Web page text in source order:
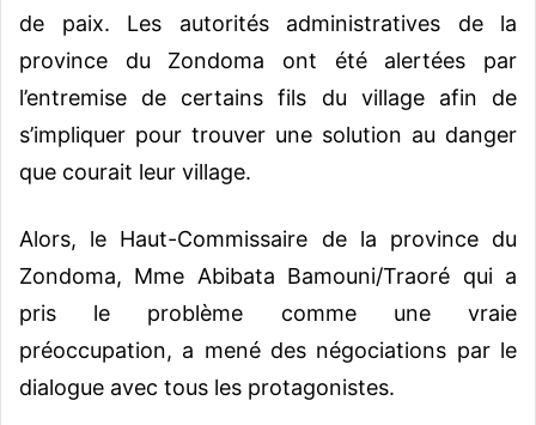
de paix. Les autorités administratives de la
province du Zondoma ont été alertées par
l’entremise de certains fils du village afin de
s’impliquer pour trouver une solution au danger
que courait leur village.
Alors, le Haut-Commissaire de la province du
Zondoma, Mme Abibata Bamouni/Traoré qui a
pris le problème comme une vraie
préoccupation, a mené des négociations par le
dialogue avec tous les protagonistes.